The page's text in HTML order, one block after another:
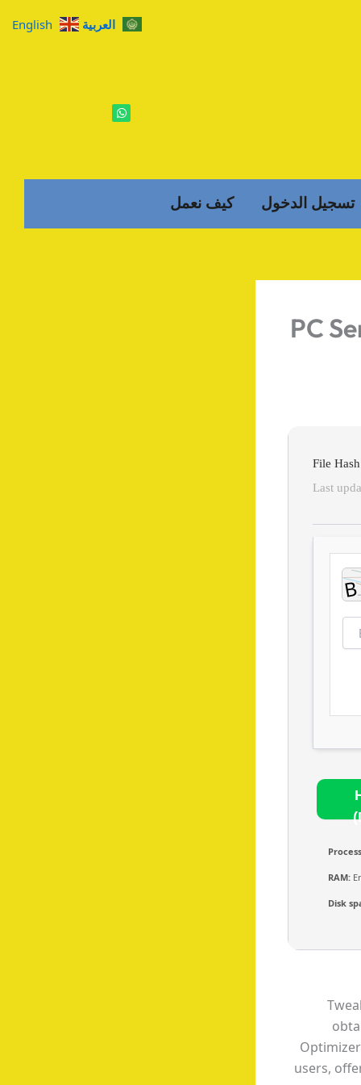
W
h
p
تسجيل الدخول كيف نعمل
PC
Last
RAM:
Disk
users,
العربية English